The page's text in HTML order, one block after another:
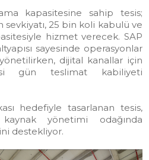
kapasitesine sahip tesis;
25 bin koli kabulü ve
hizmet verecek. SAP
sayesinde operasyonlar
dijital kanallar için
gün teslimat kabiliyeti
hedefiyle tasarlanan tesis,
yönetimi odağında
destekliyor.